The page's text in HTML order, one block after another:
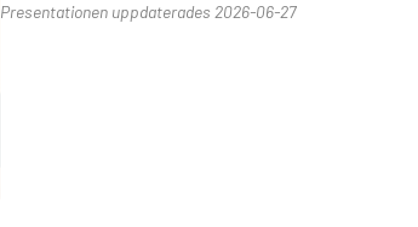
Presentationen uppdaterades 2026-06-27